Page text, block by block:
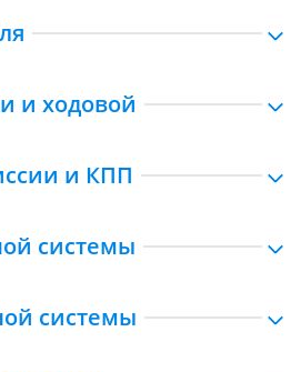
и ходовой
и КПП
системы
системы